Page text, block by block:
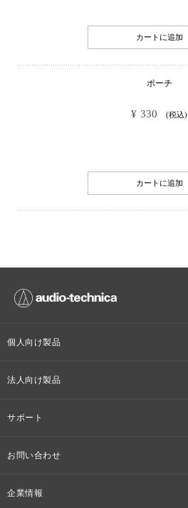
カートに追加
ポーチ
¥ 330 (税込)
カートに追加
個人向け製品
オンラインストア限定
法人向け製品
設備音響機器
サポート
個人向け製品サポート
お問い合わせ
その他、メディア 取材関連等のお問い合わせ
企業情報